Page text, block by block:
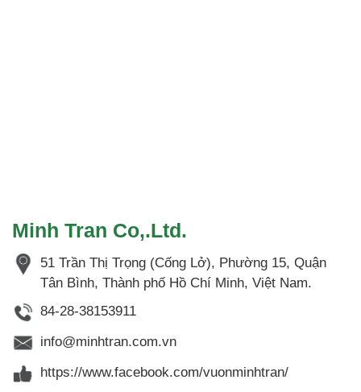
Minh Tran Co,.Ltd.
51 Trần Thị Trọng (Cống Lở), Phường 15, Quận
Tân Bình, Thành phố Hồ Chí Minh, Việt Nam.
84-28-38153911
info@minhtran.com.vn
https://www.facebook.com/vuonminhtran/